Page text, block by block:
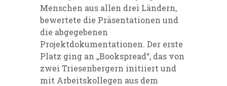
Menschen aus allen drei Ländern,
bewertete die Präsentationen und
die abgegebenen
Projektdokumentationen. Der erste
Platz ging an „Bookspread“, das von
zwei Triesenbergern initiiert und
mit Arbeitskollegen aus dem